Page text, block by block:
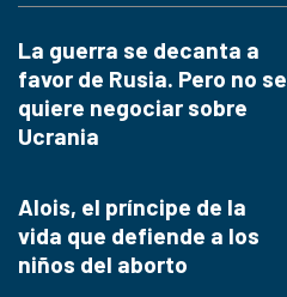
La guerra se decanta a
favor de Rusia. Pero no se
quiere negociar sobre
Ucrania
Alois, el príncipe de la
vida que defiende a los
niños del aborto